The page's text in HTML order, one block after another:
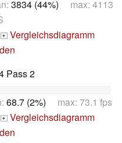
3834 (44%) max: 4113
+ Vergleichsdiagramm
Pass 2
68.7 (2%) max: 73.1 fps
+ Vergleichsdiagramm